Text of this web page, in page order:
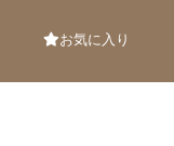
お気に入り